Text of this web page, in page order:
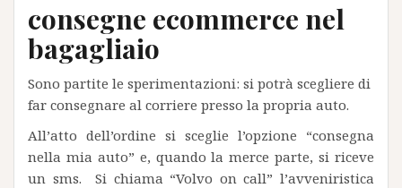
consegne ecommerce nel
bagagliaio
Sono partite le sperimentazioni: si potrà scegliere di
far consegnare al corriere presso la propria auto.
All’atto dell’ordine si sceglie l’opzione “consegna
nella mia auto” e, quando la merce parte, si riceve
un sms. Si chiama “Volvo on call” l’avveniristica